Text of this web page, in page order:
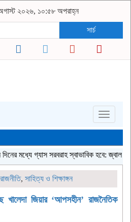
২০২৬, ১০:৫৮ অপরাহ্ন
সার্চ
Toggle
গ্যাস সরবরাহ স্বাভাবিক হবে: জ্বালানি মন্ত্রী
রাজনীতি, সাহিত্য ও শিক্ষাঙ্গন
খালেদা জিয়ার ‘আপসহীন’ রাজনৈতিক